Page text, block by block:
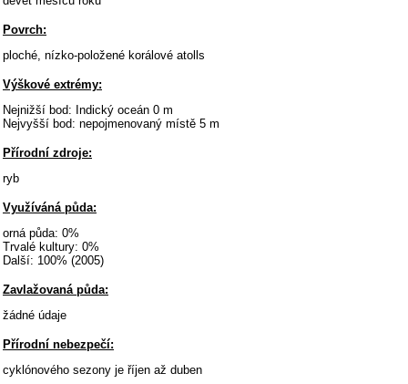
Povrch:
ploché, nízko-položené korálové atolls
Výškové extrémy:
Nejnižší bod: Indický oceán 0 m
Nejvyšší bod: nepojmenovaný místě 5 m
Přírodní zdroje:
ryb
Využíváná půda:
orná půda: 0%
Trvalé kultury: 0%
Další: 100% (2005)
Zavlažovaná půda:
žádné údaje
Přírodní nebezpečí:
cyklónového sezony je říjen až duben